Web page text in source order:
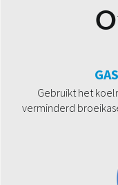
Gebruikt het
verminderd